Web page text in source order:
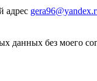
адрес
данных без моего